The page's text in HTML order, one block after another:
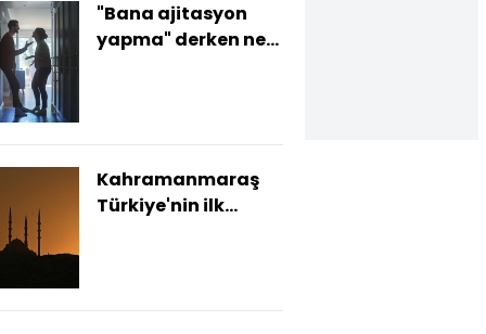
"Bana ajitasyon
yapma" derken ne
Kahramanmaraş
Türkiye'nin ilk